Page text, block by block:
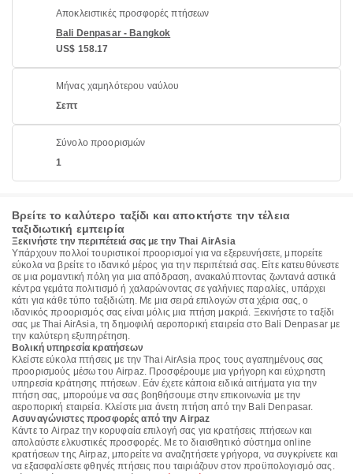
Αποκλειστικές προσφορές πτήσεων
Bali Denpasar - Bangkok
US$ 158.17
Μήνας χαμηλότερου ναύλου
Σεπτ
Σύνολο προορισμών
1
Βρείτε το καλύτερο ταξίδι και αποκτήστε την τέλεια
ταξιδιωτική εμπειρία
Ξεκινήστε την περιπέτειά σας με την Thai AirAsia
Υπάρχουν πολλοί τουριστικοί προορισμοί για να εξερευνήσετε, μπορείτε
εύκολα να βρείτε το ιδανικό μέρος για την περιπέτειά σας. Είτε κατευθύνεστε
σε μια ρομαντική πόλη για μια απόδραση, ανακαλύπτοντας ζωντανά αστικά
κέντρα γεμάτα πολιτισμό ή χαλαρώνοντας σε γαλήνιες παραλίες, υπάρχει
κάτι για κάθε τύπο ταξιδιώτη. Με μια σειρά επιλογών στα χέρια σας, ο
ιδανικός προορισμός σας είναι μόλις μια πτήση μακριά. Ξεκινήστε το ταξίδι
σας με Thai AirAsia, τη δημοφιλή αεροπορική εταιρεία στο Bali Denpasar με
την καλύτερη εξυπηρέτηση.
Βολική υπηρεσία κρατήσεων
Κλείστε εύκολα πτήσεις με την Thai AirAsia προς τους αγαπημένους σας
προορισμούς μέσω του Airpaz. Προσφέρουμε μια γρήγορη και εύχρηστη
υπηρεσία κράτησης πτήσεων. Εάν έχετε κάποια ειδικά αιτήματα για την
πτήση σας, μπορούμε να σας βοηθήσουμε στην επικοινωνία με την
αεροπορική εταιρεία. Κλείστε μια άνετη πτήση από την Bali Denpasar.
Ασυναγώνιστες προσφορές από την Airpaz
Κάντε το Airpaz την κορυφαία επιλογή σας για κρατήσεις πτήσεων και
απολαύστε ελκυστικές προσφορές. Με το διαισθητικό σύστημα online
κρατήσεων της Airpaz, μπορείτε να αναζητήσετε γρήγορα, να συγκρίνετε και
να εξασφαλίσετε φθηνές πτήσεις που ταιριάζουν στον προϋπολογισμό σας.